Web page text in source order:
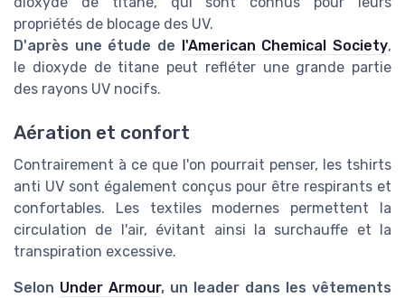
propriétés de blocage des UV.
D'après une étude de l'American Chemical Society,
le dioxyde de titane peut refléter une grande partie
des rayons UV nocifs.
Aération et confort
Contrairement à ce que l'on pourrait penser, les tshirts
anti UV sont également conçus pour être respirants et
confortables. Les textiles modernes permettent la
circulation de l'air, évitant ainsi la surchauffe et la
transpiration excessive.
Selon Under Armour, un leader dans les vêtements